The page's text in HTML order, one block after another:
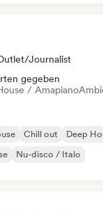
Journalist
gegeben
/ Amapiano
Chill out Deep
Nu-disco / Italo